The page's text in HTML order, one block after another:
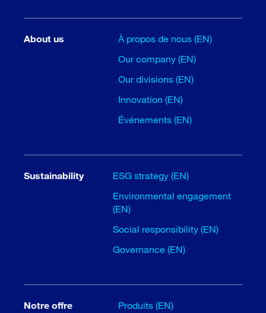
About us
À propos de nous (EN)
Our company (EN)
Our divisions (EN)
Innovation (EN)
Événements (EN)
Sustainability
ESG strategy (EN)
Environmental engagement
(EN)
Social responsibility (EN)
Governance (EN)
Notre offre
Produits (EN)